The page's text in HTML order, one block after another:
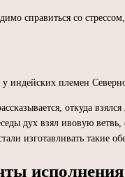
справиться со
у индейских племен
откуда
дух взял ивовую ветвь,
изготавливать такие
исполнения